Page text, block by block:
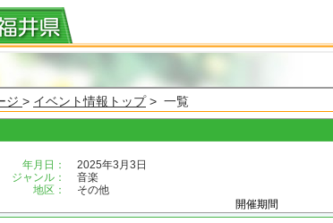
ジ > イベント情報トップ> 一覧
年月日：
2025年3月3日
ジャンル：
音楽
地区：
その他
開催期間